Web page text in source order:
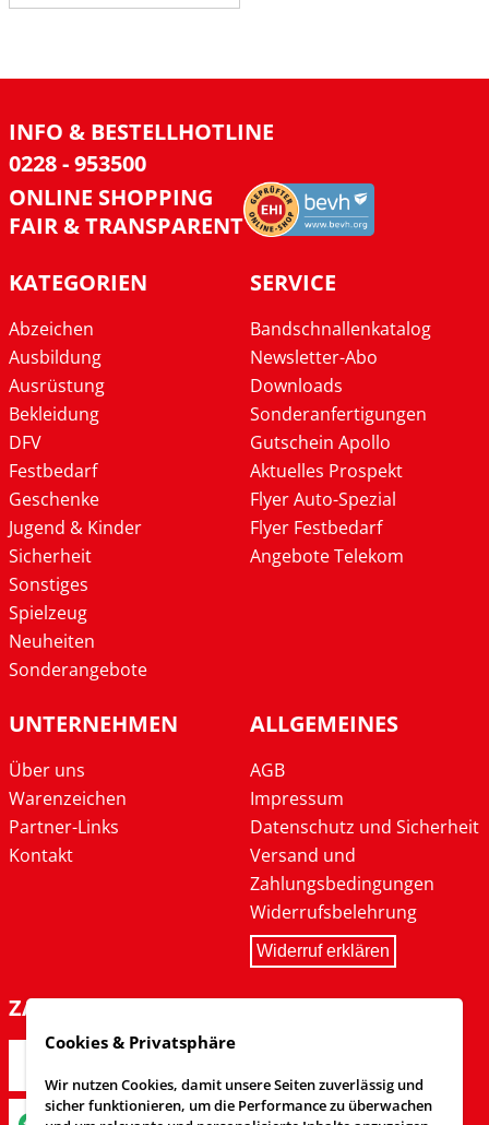
INFO & BESTELLHOTLINE
0228 - 953500
ONLINE SHOPPING
FAIR & TRANSPARENT
KATEGORIEN
Abzeichen
Ausbildung
Ausrüstung
Bekleidung
DFV
Festbedarf
Geschenke
Jugend & Kinder
Sicherheit
Sonstiges
Spielzeug
Neuheiten
Sonderangebote
SERVICE
Bandschnallenkatalog
Newsletter-Abo
Downloads
Sonderanfertigungen
Gutschein Apollo
Aktuelles Prospekt
Flyer Auto-Spezial
Flyer Festbedarf
Angebote Telekom
UNTERNEHMEN
Über uns
Warenzeichen
Partner-Links
Kontakt
ALLGEMEINES
AGB
Impressum
Datenschutz und Sicherheit
Versand und
Zahlungsbedingungen
Widerrufsbelehrung
Widerruf erklären
ZAHLARTEN
Cookies & Privatsphäre
Wir nutzen Cookies, damit unsere Seiten zuverlässig und
sicher funktionieren, um die Performance zu überwachen